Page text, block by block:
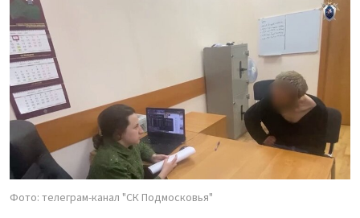
Фото: телеграм-канал "СК Подмосковья"